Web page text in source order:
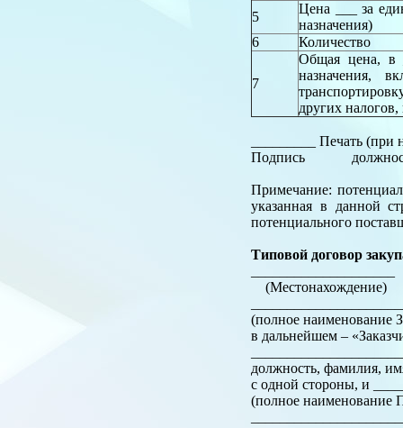
5
Цена ___ за
назначения)
6
Количество
7
Общая цена, в
назначения,
других
_________ Печать
Подпись должность,
Примечание:
указанная в данной
потенциального
Типовой договор
(Местонахождение)
(полное наименование
в дальнейшем –
должность, фамилия,
с одной стороны, и
(полное наименование